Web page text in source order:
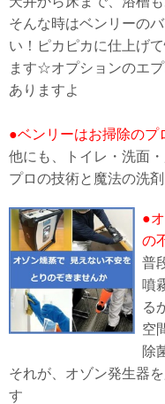
そんな時はベンリーの
い！ピカピカに仕上げ
ます☆オプションのエ
ありますよ
●ベンリーはお掃除のプ
他にも、トイレ・洗面
プロの技術と魔法の洗
●
の
普
噴
る
空
除
それが、オゾン発生器
す